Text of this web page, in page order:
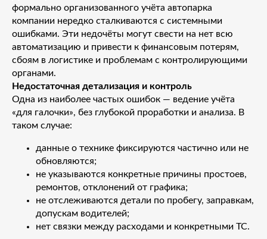
формально организованного учёта автопарка
компании нередко сталкиваются с системными
ошибками. Эти недочёты могут свести на нет всю
автоматизацию и привести к финансовым потерям,
сбоям в логистике и проблемам с контролирующими
органами.
Недостаточная детализация и контроль
Одна из наиболее частых ошибок — ведение учёта
«для галочки», без глубокой проработки и анализа. В
таком случае:
данные о технике фиксируются частично или не
обновляются;
не указываются конкретные причины простоев,
ремонтов, отклонений от графика;
не отслеживаются детали по пробегу, заправкам,
допускам водителей;
нет связки между расходами и конкретными ТС.